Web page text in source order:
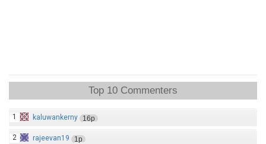
Top 10 Commenters
1 kaluwankerny 16p
2 rajeevan19 1p